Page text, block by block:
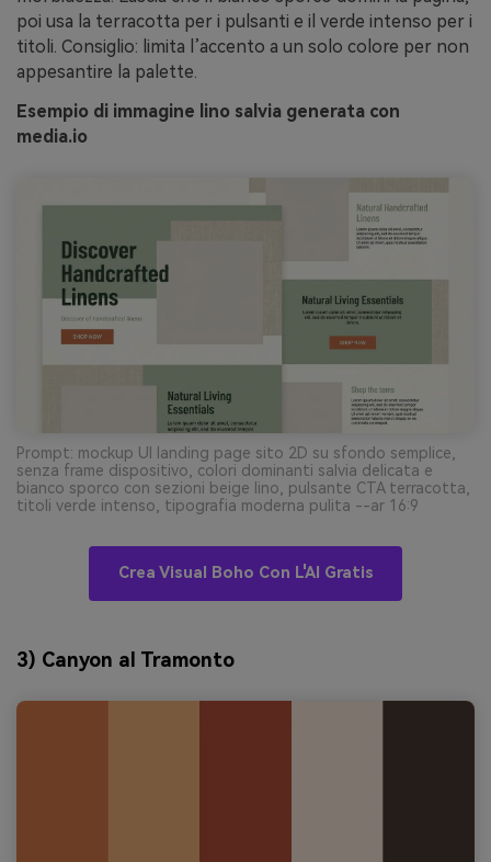
poi usa la terracotta per i pulsanti e il verde intenso per i
titoli. Consiglio: limita l’accento a un solo colore per non
appesantire la palette.
Esempio di immagine lino salvia generata con
media.io
Prompt: mockup UI landing page sito 2D su sfondo semplice,
senza frame dispositivo, colori dominanti salvia delicata e
bianco sporco con sezioni beige lino, pulsante CTA terracotta,
titoli verde intenso, tipografia moderna pulita --ar 16:9
Crea Visual Boho Con L'AI Gratis
3) Canyon al Tramonto